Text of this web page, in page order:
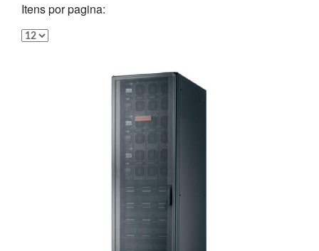
Itens por pagina: